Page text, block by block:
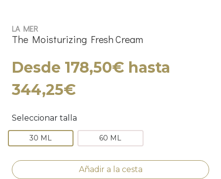
LA MER
The Moisturizing Fresh Cream
Desde 178,50€ hasta
344,25€
Seleccionar talla
30 ML 60 ML